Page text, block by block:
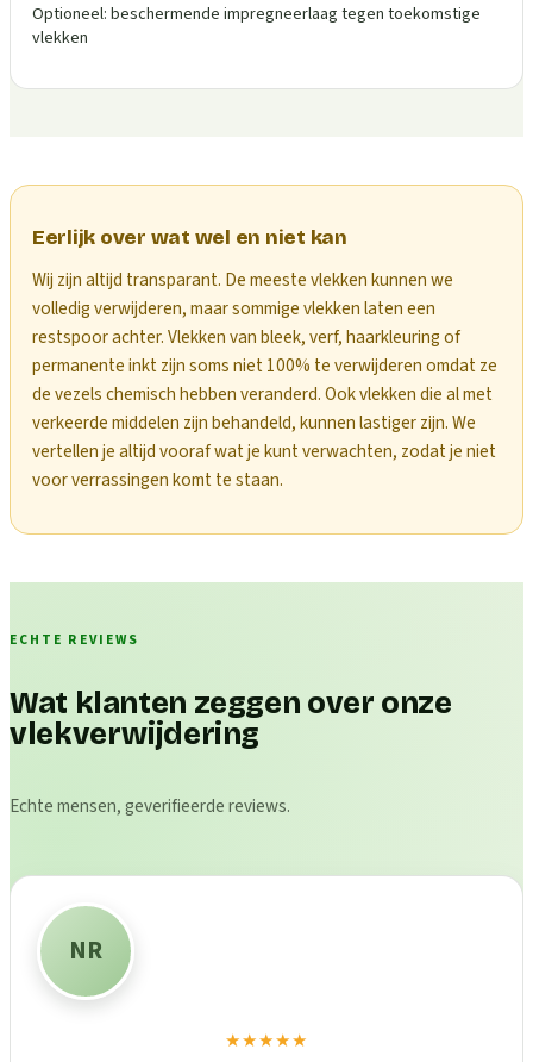
Optioneel: beschermende impregneerlaag tegen toekomstige
vlekken
Eerlijk over wat wel en niet kan
Wij zijn altijd transparant. De meeste vlekken kunnen we
volledig verwijderen, maar sommige vlekken laten een
restspoor achter. Vlekken van bleek, verf, haarkleuring of
permanente inkt zijn soms niet 100% te verwijderen omdat ze
de vezels chemisch hebben veranderd. Ook vlekken die al met
verkeerde middelen zijn behandeld, kunnen lastiger zijn. We
vertellen je altijd vooraf wat je kunt verwachten, zodat je niet
voor verrassingen komt te staan.
ECHTE REVIEWS
Wat klanten zeggen over onze
vlekverwijdering
Echte mensen, geverifieerde reviews.
NR
★★★★★